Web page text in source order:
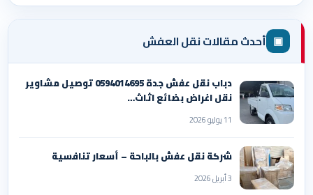
▣ أحدث مقالات نقل العفش
دباب نقل عفش جدة 0594014695 توصيل مشاوير
نقل اغراض بضائع اثاث…
11 يوليو 2026
شركة نقل عفش بالباحة – أسعار تنافسية
3 أبريل 2026